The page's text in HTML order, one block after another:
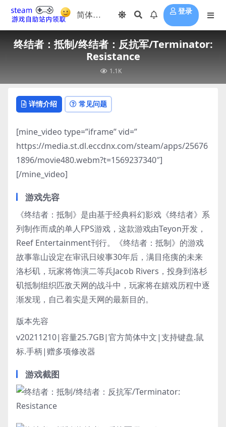
登录
终结者：抵制/终结者：反抗军/Terminator:
Resistance
1.1K
详情介绍 常见问题
[mine_video type=”iframe” vid=”
https://media.st.dl.eccdnx.com/steam/apps/25676
1896/movie480.webm?t=1569237340″]
[/mine_video]
游戏先容
《终结者：抵制》是由基于经典科幻影戏《终结者》系
列制作而成的单人FPS游戏，这款游戏由Teyon开发，
Reef Entertainment刊行。《终结者：抵制》的游戏
故事靠山设定在审讯日竣事30年后，满目疮痍的未来
洛杉矶，玩家将饰演二等兵Jacob Rivers，投身到洛杉
矶抵制组织匹敌天网的战斗中，玩家将在嬉戏历程中逐
渐发现，自己着实是天网的最新目的。
版本先容
v20211210|容量25.7GB|官方简体中文|支持键盘.鼠
标.手柄|赠多项修改器
游戏截图